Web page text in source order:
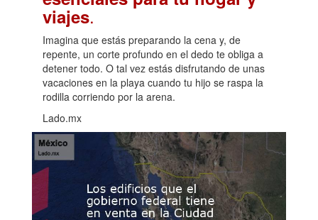
viajes.
Imagina que estás preparando la cena y, de
repente, un corte profundo en el dedo te obliga a
detener todo. O tal vez estás disfrutando de unas
vacaciones en la playa cuando tu hijo se raspa la
rodilla corriendo por la arena.
Lado.mx